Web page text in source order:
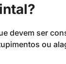
devem ser
ou